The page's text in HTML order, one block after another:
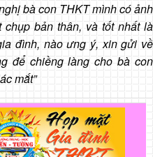
bà con THKT mình có ảnh
chụp bản thân, và tốt nhất là
đình, nào ưng ý, xin gửi về
để chiềng làng cho bà con
mắt”